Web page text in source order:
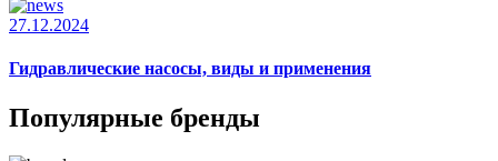
27.12.2024
Гидравлические насосы, виды и применения
Популярные бренды